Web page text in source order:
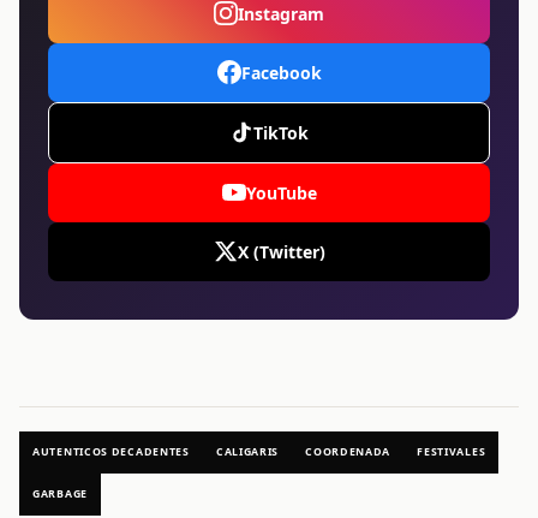
Instagram
Facebook
TikTok
YouTube
X (Twitter)
AUTENTICOS DECADENTES CALIGARIS COORDENADA FESTIVALES
GARBAGE